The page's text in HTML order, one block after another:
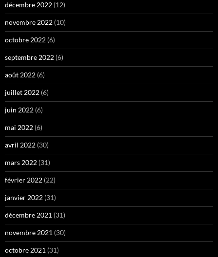
décembre 2022 (12)
novembre 2022 (10)
octobre 2022 (6)
septembre 2022 (6)
août 2022 (6)
juillet 2022 (6)
juin 2022 (6)
mai 2022 (6)
avril 2022 (30)
mars 2022 (31)
février 2022 (22)
janvier 2022 (31)
décembre 2021 (31)
novembre 2021 (30)
octobre 2021 (31)